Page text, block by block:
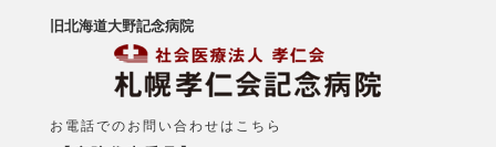
旧北海道大野記念病院
お電話でのお問い合わせはこちら